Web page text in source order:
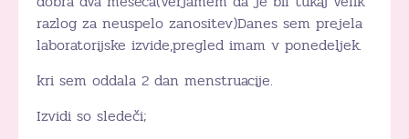
razlog za neuspelo zanositev)Danes sem prejela
laboratorijske izvide,pregled imam v ponedeljek.
kri sem oddala 2 dan menstruacije.
Izvidi so sledeči;